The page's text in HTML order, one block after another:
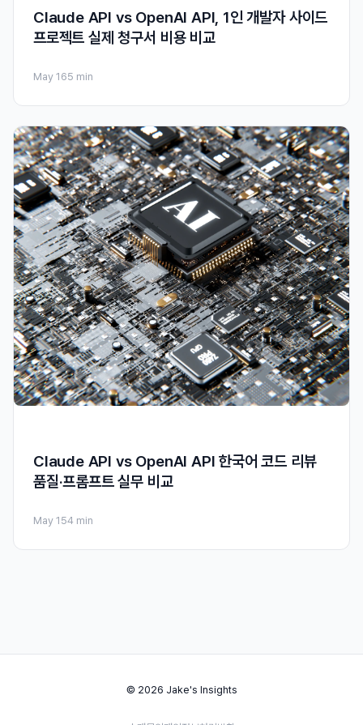
Claude API vs OpenAI API, 1인 개발자 사이드
프로젝트 실제 청구서 비용 비교
May 165 min
Claude API vs OpenAI API 한국어 코드 리뷰
품질·프롬프트 실무 비교
May 154 min
© 2026 Jake's Insights